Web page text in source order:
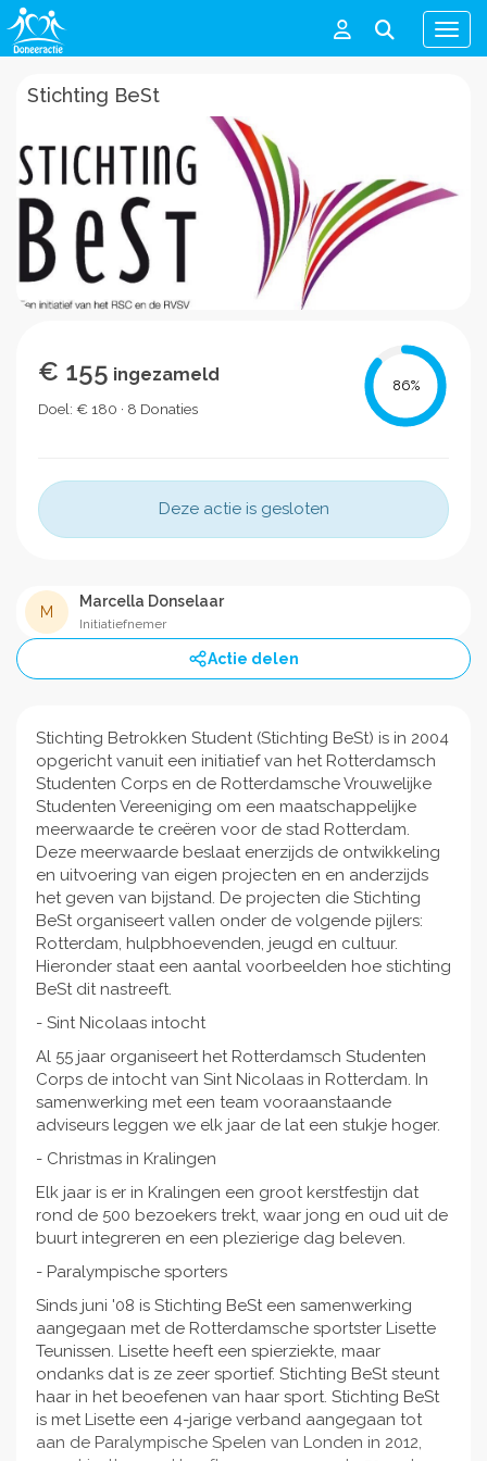
Menu
Stichting BeSt
€ 155 ingezameld
Doel: € 180 · 8 Donaties
86%
Deze actie is gesloten
M
Marcella Donselaar
Initiatiefnemer
Actie delen
Stichting Betrokken Student (Stichting BeSt) is in 2004
opgericht vanuit een initiatief van het Rotterdamsch
Studenten Corps en de Rotterdamsche Vrouwelijke
Studenten Vereeniging om een maatschappelijke
meerwaarde te creëren voor de stad Rotterdam.
Deze meerwaarde beslaat enerzijds de ontwikkeling
en uitvoering van eigen projecten en en anderzijds
het geven van bijstand. De projecten die Stichting
BeSt organiseert vallen onder de volgende pijlers:
Rotterdam, hulpbhoevenden, jeugd en cultuur.
Hieronder staat een aantal voorbeelden hoe stichting
BeSt dit nastreeft.
- Sint Nicolaas intocht
Al 55 jaar organiseert het Rotterdamsch Studenten
Corps de intocht van Sint Nicolaas in Rotterdam. In
samenwerking met een team vooraanstaande
adviseurs leggen we elk jaar de lat een stukje hoger.
- Christmas in Kralingen
Elk jaar is er in Kralingen een groot kerstfestijn dat
rond de 500 bezoekers trekt, waar jong en oud uit de
buurt integreren en een plezierige dag beleven.
- Paralympische sporters
Sinds juni '08 is Stichting BeSt een samenwerking
aangegaan met de Rotterdamsche sportster Lisette
Teunissen. Lisette heeft een spierziekte, maar
ondanks dat is ze zeer sportief. Stichting BeSt steunt
haar in het beoefenen van haar sport. Stichting BeSt
is met Lisette een 4-jarige verband aangegaan tot
aan de Paralympische Spelen van Londen in 2012,